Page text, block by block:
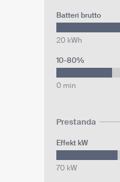
Batteri brutto
20 kWh
10-80%
0 min
Prestanda
Effekt kW
70 kW